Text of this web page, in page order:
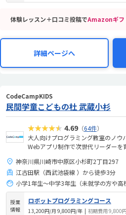
体験レッスン＋口コミ投稿でAmazonギフ
詳細ページへ
CodeCampKIDS
民間学童こどもの杜 武蔵小杉
★★★★★ 4.69（64件）
大人向けプログラミング教室のノウ
Webアプリ制作で次世代リーダーを
神奈川県川崎市中原区小杉町2丁目297
江古田駅（西武池袋線 ）から徒歩3分
小学1年生〜中学3年生（未就学の方や高
授業
情報
ロボットプログラミングコース
13,200円/月 9,800円/年 | 初期費用 9,800